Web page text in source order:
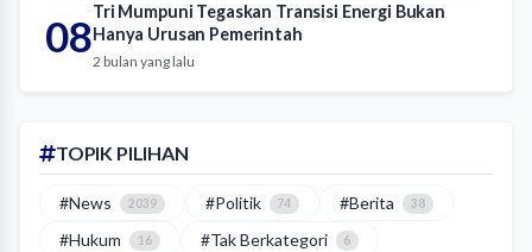
08Tri Mumpuni Tegaskan Transisi Energi Bukan
Hanya Urusan Pemerintah
2 bulan yang lalu
TOPIK PILIHAN
#News 2039 #Politik 74 #Berita 38
#Hukum 16 #Tak Berkategori 6